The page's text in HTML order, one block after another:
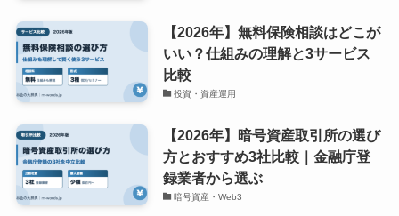
【2026年】無料保険相談はどこが
いい？仕組みの理解と3サービス
比較
投資・資産運用
【2026年】暗号資産取引所の選び
方とおすすめ3社比較｜金融庁登
録業者から選ぶ
暗号資産・Web3